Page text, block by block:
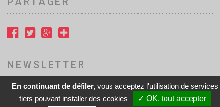
NEWSLETTER
Accès à notre newsletter
En continuant de défiler, vous acceptez l'utilisation de services
tiers pouvant installer des cookies
✓ OK, tout accepter